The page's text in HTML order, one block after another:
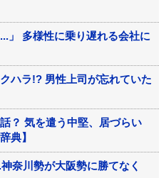
」 多様性に乗り遅れる会社に
ハラ!? 男性上司が忘れていた
？ 気を遣う中堅、居づらい
典】
奈川勢が大阪勢に勝てなく